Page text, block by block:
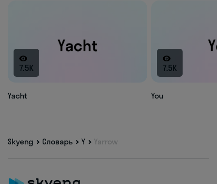
7.5K
Yacht
7.5K
You
Skyeng Словарь Y Yarrow